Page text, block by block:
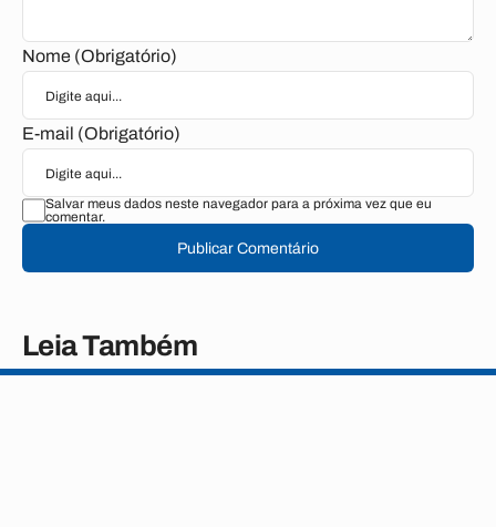
Nome (Obrigatório)
E-mail (Obrigatório)
Salvar meus dados neste navegador para a próxima vez que eu
comentar.
Publicar Comentário
Leia Também